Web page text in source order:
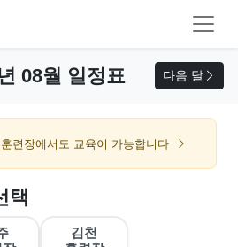
08월 일정표 다음 달
련장에서도 교육이 가능합니다
택
김천